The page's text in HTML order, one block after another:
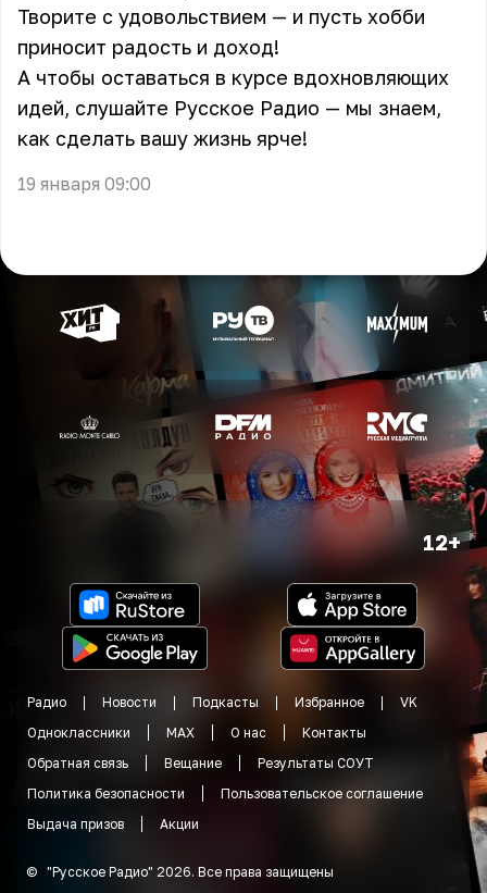
Творите с удовольствием — и пусть хобби
приносит радость и доход!
А чтобы оставаться в курсе вдохновляющих
идей, слушайте Русское Радио — мы знаем,
как сделать вашу жизнь ярче!
19 января 09:00
12+
Радио Новости Подкасты Избранное
VK
Одноклассники
MAX О нас
Контакты
Обратная связь
Вещание
Результаты СОУТ
Политика безопасности
Пользовательское соглашение
Выдача призов
Акции
© "Русское Радио" 2026. Все права защищены